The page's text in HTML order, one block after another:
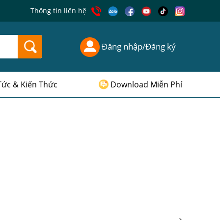
Thông tin liên hệ
Đăng nhập/Đăng ký
& Kiến Thức Download Miễn Phí